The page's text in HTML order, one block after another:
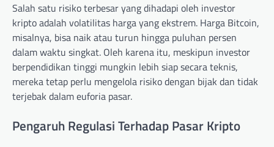
Salah satu risiko terbesar yang dihadapi oleh investor
kripto adalah volatilitas harga yang ekstrem. Harga Bitcoin,
misalnya, bisa naik atau turun hingga puluhan persen
dalam waktu singkat. Oleh karena itu, meskipun investor
berpendidikan tinggi mungkin lebih siap secara teknis,
mereka tetap perlu mengelola risiko dengan bijak dan tidak
terjebak dalam euforia pasar.
Pengaruh Regulasi Terhadap Pasar Kripto